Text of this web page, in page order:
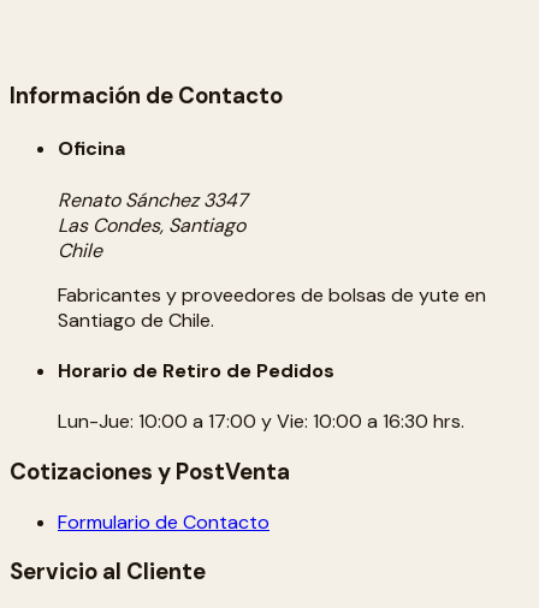
Información de Contacto
Oficina
Renato Sánchez 3347
Las Condes, Santiago
Chile
Fabricantes y proveedores de bolsas de yute en
Santiago de Chile.
Horario de Retiro de Pedidos
Lun-Jue: 10:00 a 17:00 y Vie: 10:00 a 16:30 hrs.
Cotizaciones y PostVenta
Formulario de Contacto
Servicio al Cliente